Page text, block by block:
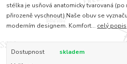
stélka je usňová anatomicky tvarovaná
přirozeně vyschnout) Naše obuv se
moderním designem. Komfort... celý popis
Dostupnost
skladem